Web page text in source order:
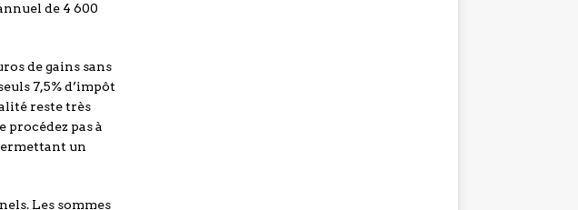
de 4 600
de gains sans
7,5% d’impôt
reste très
procédez pas à
un
Les sommes